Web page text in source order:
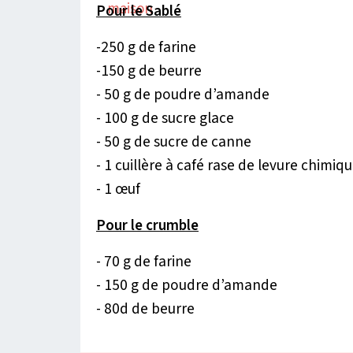
Pour le Sablé
-250 g de farine
-150 g de beurre
- 50 g de poudre d’amande
- 100 g de sucre glace
- 50 g de sucre de canne
- 1 cuillère à café rase de levure
- 1 œuf
Pour le crumble
- 70 g de farine
- 150 g de poudre d’amande
- 80d de beurre